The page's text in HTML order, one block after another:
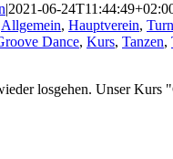
|2021-06-
Allgemein, Hauptverein,
Dance, Kurs, Tanzen,
losgehen. Unser Kurs